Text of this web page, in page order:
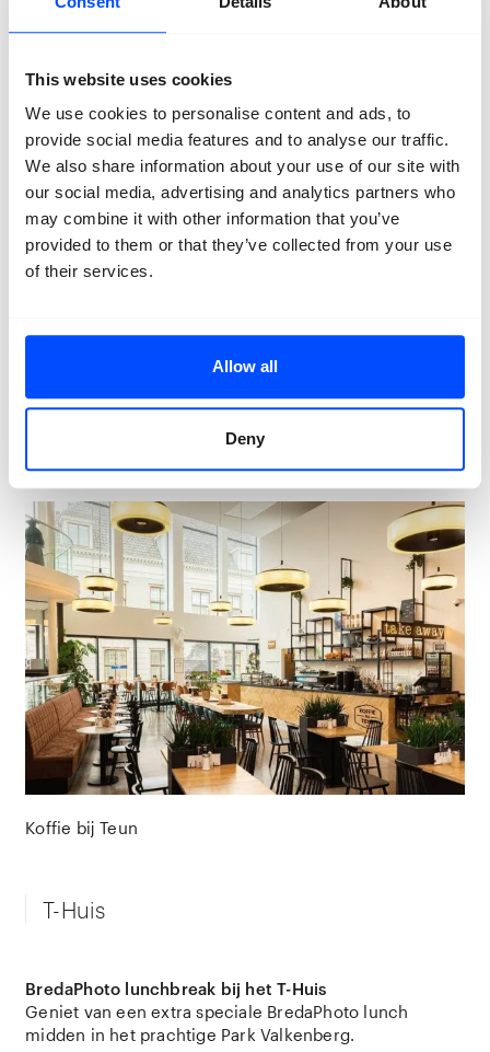
This website uses cookies
We use cookies to personalise content and ads, to
provide social media features and to analyse our traffic.
We also share information about your use of our site with
our social media, advertising and analytics partners who
may combine it with other information that you’ve
provided to them or that they’ve collected from your use
of their services.
Allow all
Deny
Sip First
Koffie bij Teun
BredaPhoto koffie to go bij Teun
nemen tijdens je wandeling van locatie naar locatie.
de openingstijden van Koffie bij Teun.
Koffie bij Teun
T-Huis
BredaPhoto lunchbreak bij het T-Huis
Geniet van een extra speciale BredaPhoto lunch
midden in het prachtige Park Valkenberg.